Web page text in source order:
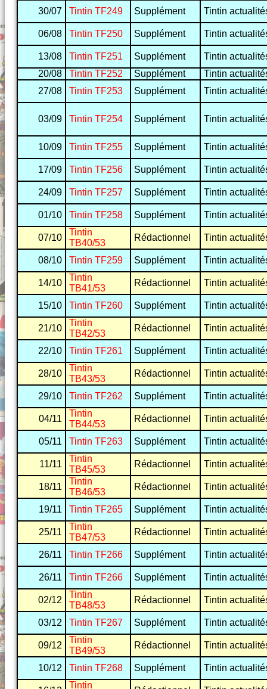
30/07
Tintin TF249 Supplément Tintin
06/08 Tintin TF250 Supplément Tintin
13/08 Tintin TF251 Supplément
Tintin
20/08
Tintin TF252 Supplément
Tintin
27/08
Tintin TF253 Supplément Tintin
03/09 Tintin TF254 Supplément Tintin
10/09 Tintin TF255 Supplément Tintin
17/09 Tintin TF256 Supplément Tintin
24/09 Tintin TF257 Supplément Tintin
01/10 Tintin TF258 Supplément Tintin
07/10
Tintin
TB40/53
Rédactionnel Tintin
08/10 Tintin TF259 Supplément Tintin
14/10
Tintin
TB41/53
Rédactionnel Tintin
15/10 Tintin TF260 Supplément Tintin
21/10
Tintin
TB42/53
Rédactionnel Tintin
22/10 Tintin TF261 Supplément Tintin
28/10
Tintin
TB43/53
Rédactionnel Tintin
29/10 Tintin TF262 Supplément Tintin
04/11
Tintin
TB44/53
Rédactionnel Tintin
05/11 Tintin TF263 Supplément Tintin
11/11
Tintin
TB45/53
Rédactionnel Tintin
18/11
Tintin
TB46/53
Rédactionnel Tintin
19/11 Tintin TF265 Supplément Tintin
25/11
Tintin
TB47/53
Rédactionnel Tintin
26/11 Tintin TF266 Supplément Tintin
26/11 Tintin TF266 Supplément Tintin
02/12
Tintin
TB48/53
Rédactionnel Tintin
03/12 Tintin TF267 Supplément Tintin
09/12
Tintin
TB49/53
Rédactionnel Tintin
10/12 Tintin TF268 Supplément Tintin
Tintin